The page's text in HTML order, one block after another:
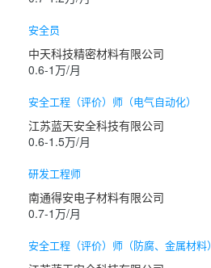
安全员
中天科技精密材料有限公司
0.6-1万/月
安全工程（评价）师（电气自动化）
江苏蓝天安全科技有限公司
0.6-1.5万/月
研发工程师
南通得安电子材料有限公司
0.7-1万/月
安全工程（评价）师（防腐、金属材料）